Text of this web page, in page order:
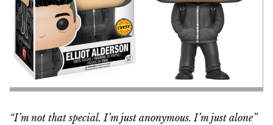
“I’m not that special. I’m just anonymous. I’m just alone”